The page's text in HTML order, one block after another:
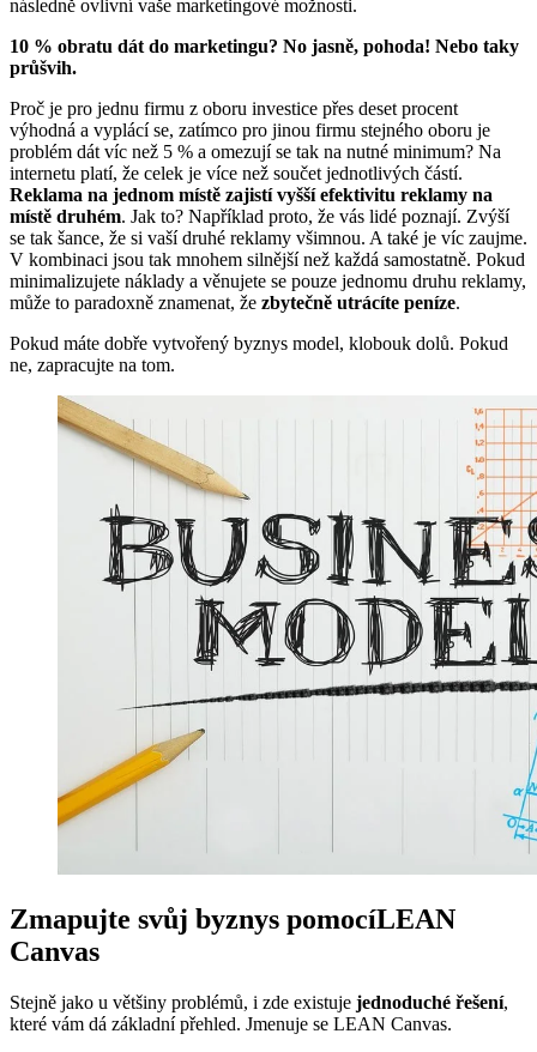
následně ovlivní vaše marketingové možnosti.
10 % obratu dát do marketingu? No jasně, pohoda! Nebo taky
průšvih.
Proč je pro jednu firmu z oboru investice přes deset procent
výhodná a vyplácí se, zatímco pro jinou firmu stejného oboru je
problém dát víc než 5 % a omezují se tak na nutné minimum? Na
internetu platí, že celek je více než součet jednotlivých částí.
Reklama na jednom místě zajistí vyšší efektivitu reklamy na
místě druhém. Jak to? Například proto, že vás lidé poznají. Zvýší
se tak šance, že si vaší druhé reklamy všimnou. A také je víc zaujme.
V kombinaci jsou tak mnohem silnější než každá samostatně. Pokud
minimalizujete náklady a věnujete se pouze jednomu druhu reklamy,
může to paradoxně znamenat, že zbytečně utrácíte peníze.
Pokud máte dobře vytvořený byznys model, klobouk dolů. Pokud
ne, zapracujte na tom.
Zmapujte svůj byznys pomocíLEAN
Canvas
Stejně jako u většiny problémů, i zde existuje jednoduché řešení,
které vám dá základní přehled. Jmenuje se LEAN Canvas.